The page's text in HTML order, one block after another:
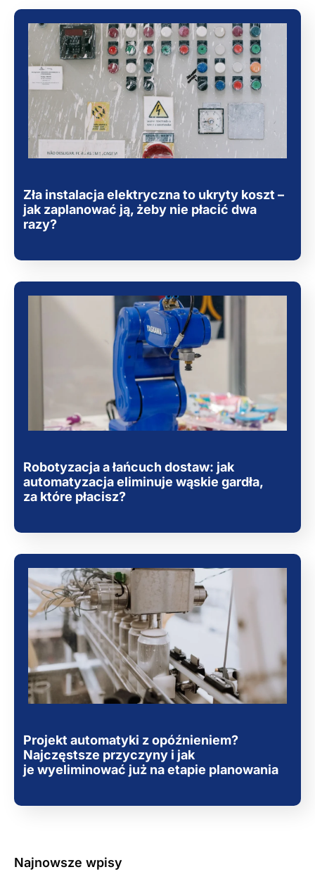
Zła instalacja elektryczna to ukryty koszt –
jak zaplanować ją, żeby nie płacić dwa
razy?
Robotyzacja a łańcuch dostaw: jak
automatyzacja eliminuje wąskie gardła,
za które płacisz?
Projekt automatyki z opóźnieniem?
Najczęstsze przyczyny i jak
je wyeliminować już na etapie planowania
Najnowsze wpisy